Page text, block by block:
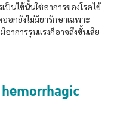
ป็นไข้นั้นใช่อาการของโรคไข้
อกยังไม่มียารักษาเฉพาะ
าการรุนเเรงก็อาจถึงขั้นเสีย